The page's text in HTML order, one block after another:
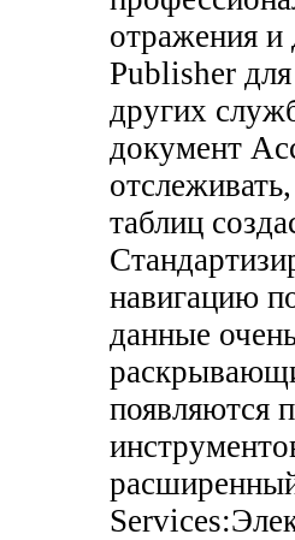
отражения и
Publisher
других
документ
таблиц
навигацию
данные
появляются